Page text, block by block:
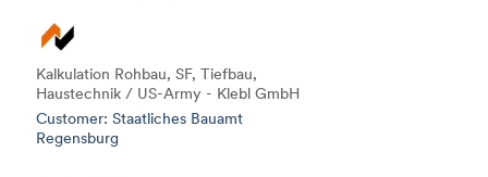
Kalkulation Rohbau, SF, Tiefbau,
Haustechnik / US-Army - Klebl GmbH
Customer: Staatliches Bauamt
Regensburg